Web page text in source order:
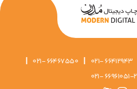
021- 66412943
|
021- 66467550
|
021- 66961051-2